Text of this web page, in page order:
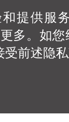
提供服
多。如
前述隐